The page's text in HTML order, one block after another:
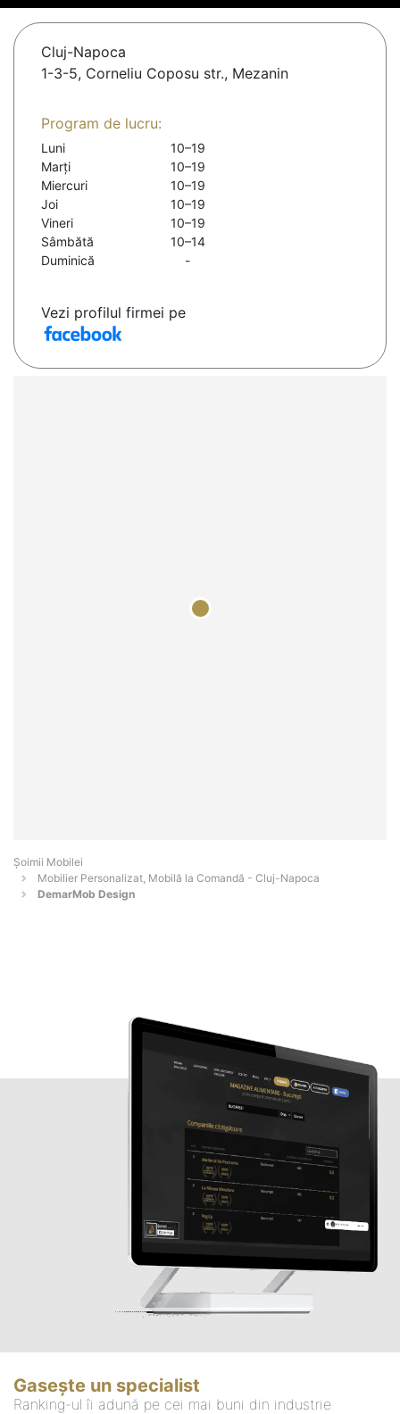
Cluj-Napoca
1-3-5, Corneliu Coposu str., Mezanin
Program de lucru:
Luni
10–19
Marți
10–19
Miercuri
10–19
Joi
10–19
Vineri
10–19
Sâmbătă
10–14
Duminică
-
Vezi profilul firmei pe
Șoimii Mobilei
Mobilier Personalizat, Mobilă la Comandă - Cluj-Napoca
DemarMob Design
Gasește un specialist
Ranking-ul îi adună pe cei mai buni din industrie